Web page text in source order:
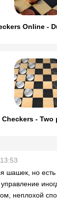
Checkers - Two
шашек, но
управление
неплохой